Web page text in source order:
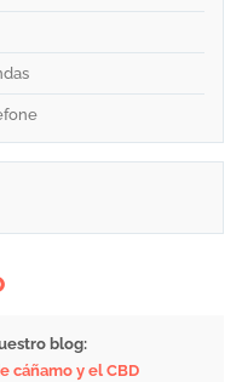
blog:
cáñamo y el CBD